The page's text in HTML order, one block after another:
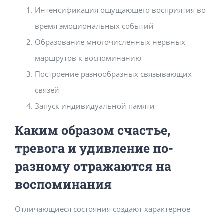
Интенсификация ощущающего восприятия во
время эмоциональных событий
Образование многочисленных нервных
маршрутов к воспоминанию
Построение разнообразных связывающих
связей
Запуск индивидуальной памяти
Каким образом счастье,
тревога и удивление по-
разному отражаются на
воспоминания
Отличающиеся состояния создают характерное